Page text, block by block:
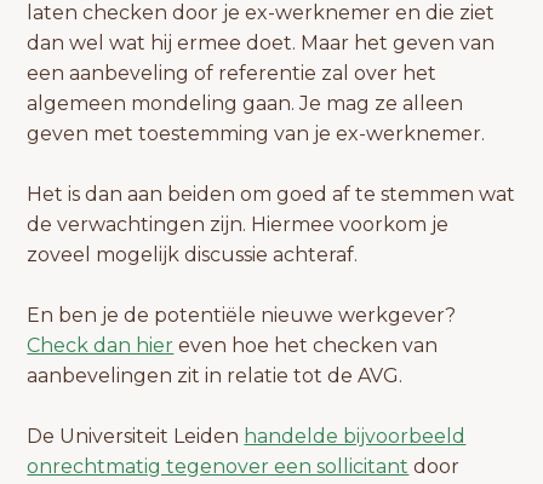
laten checken door je ex-werknemer en die ziet
dan wel wat hij ermee doet. Maar het geven van
een aanbeveling of referentie zal over het
algemeen mondeling gaan. Je mag ze alleen
geven met toestemming van je ex-werknemer.
Het is dan aan beiden om goed af te stemmen wat
de verwachtingen zijn. Hiermee voorkom je
zoveel mogelijk discussie achteraf.
En ben je de potentiële nieuwe werkgever?
Check dan hier even hoe het checken van
aanbevelingen zit in relatie tot de AVG.
De Universiteit Leiden handelde bijvoorbeeld
onrechtmatig tegenover een sollicitant door